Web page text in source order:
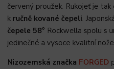
červený proužek. Rukojeť je
k ručně kované čepeli.
čepele 58° Rockwella spolu s
jedinečné a vysoce kvalitní
Nizozemská značka FORGED